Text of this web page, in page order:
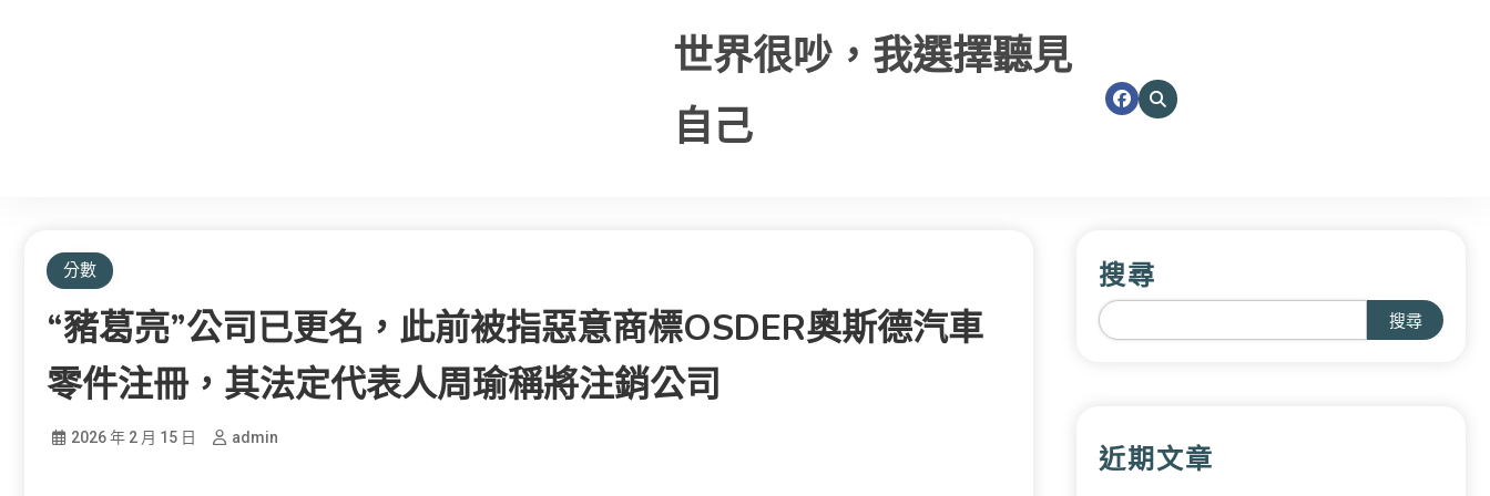
世界很吵，我選擇聽見
自己
分數
“豬葛亮”公司已更名，此前被指惡意商標OSDER奧斯德汽車
零件注冊，其法定代表人周瑜稱將注銷公司
2026 年 2 月 15 日 admin
搜尋
搜尋
近期文章